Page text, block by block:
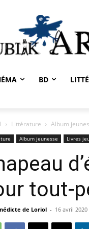
BD
Littérature Album
Album jeunesse Livres
tout-
de Loriol - 16 avril 2020